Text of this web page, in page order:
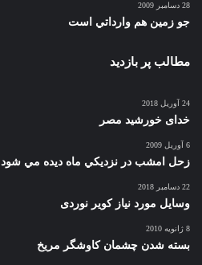
28 دسامبر 2009
جو زمين هم وارداتي است
مطالب پر بازدید
24 آوریل 2018
خدای خورشید مصر
6 آوریل 2009
زحل امشب در نزديكي ماه ديده مي شود
22 دسامبر 2018
وسایل مورد نیاز کویر نوردی
8 ژانویه 2010
بسته شدن چشمان کاوشگر مريخ